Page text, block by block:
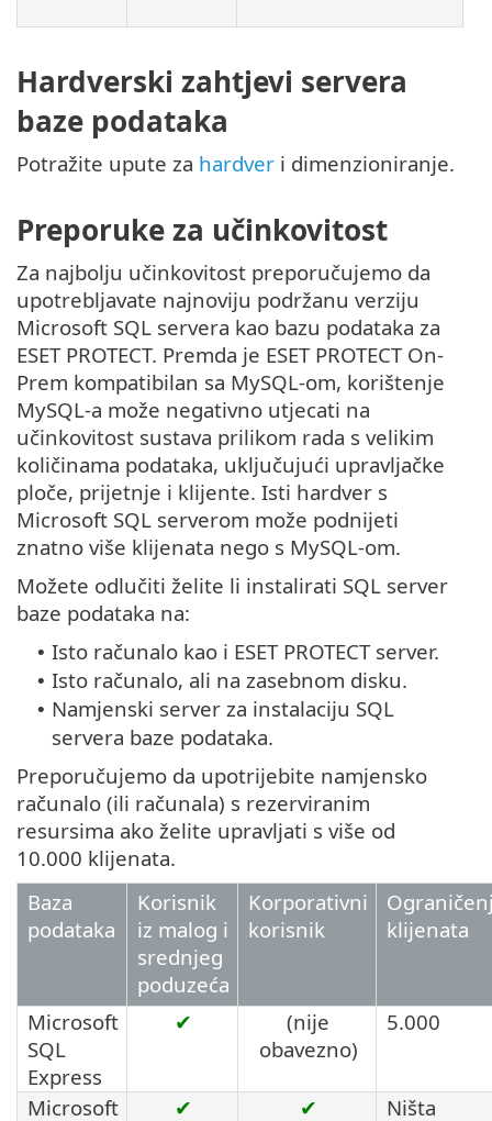
Hardverski zahtjevi servera
baze podataka
Potražite upute za hardver i dimenzioniranje.
Preporuke za učinkovitost
Za najbolju učinkovitost preporučujemo da
upotrebljavate najnoviju podržanu verziju
Microsoft SQL servera kao bazu podataka za
ESET PROTECT. Premda je ESET PROTECT On-
Prem kompatibilan sa MySQL-om, korištenje
MySQL-a može negativno utjecati na
učinkovitost sustava prilikom rada s velikim
količinama podataka, uključujući upravljačke
ploče, prijetnje i klijente. Isti hardver s
Microsoft SQL serverom može podnijeti
znatno više klijenata nego s MySQL-om.
Možete odlučiti želite li instalirati SQL server
baze podataka na:
• Isto računalo kao i ESET PROTECT server.
• Isto računalo, ali na zasebnom disku.
• Namjenski server za instalaciju SQL
servera baze podataka.
Preporučujemo da upotrijebite namjensko
računalo (ili računala) s rezerviranim
resursima ako želite upravljati s više od
10.000 klijenata.
Baza
podataka
Korisnik
iz malog i
srednjeg
poduzeća
Korporativni
korisnik
klijenata
Microsoft
SQL
Express
✔
(nije
obavezno)
5.000
Microsoft ✔ ✔ Ništa